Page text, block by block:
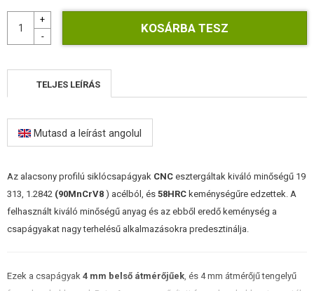
KIEGÉSZÍTŐK, HORDSZÍJAK
PÓTALKATRÉSZEK FEGYVEREKHEZ
FEGYVER JAVÍTÁS ÉS KARBANTARTÁS
CÉLOK, LŐLAP
OUTDOOR, BUSHCRAFT
ÉPÍTŐKÉSZLETEK, MODELLEK
TELJES LEÍRÁS
Mutasd a leírást angolul
Az alacsony profilú siklócsapágyak CNC esztergáltak kiváló minőségű 19
313, 1.2842 (90MnCrV8 ) acélból, és 58HRC keménységűre edzettek. A
felhasznált kiváló minőségű anyag és az ebből eredő keménység a
csapágyakat nagy terhelésű alkalmazásokra predesztinálja.
Ezek a csapágyak 4 mm belső átmérőjűek, és 4 mm átmérőjű tengelyű